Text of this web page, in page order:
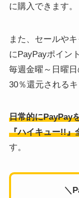
に購入できます。
また、セールや
にPayPayポイン
毎週金曜～日曜
30％還元される
日常的にPayPay
『ハイキュー!!』
す。
＼